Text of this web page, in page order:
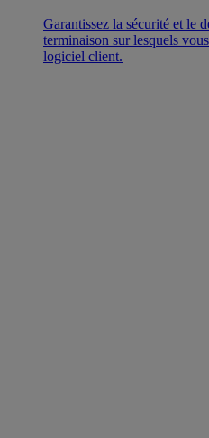
Garantissez la sécurité et le
terminaison sur lesquels
logiciel client.